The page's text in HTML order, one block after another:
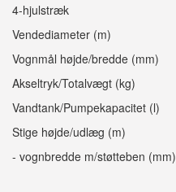
4-hjulstræk
Vendediameter (m)
Vognmål højde/bredde (mm)
Akseltryk/Totalvægt (kg)
Vandtank/Pumpekapacitet (l)
Stige højde/udlæg (m)
- vognbredde m/støtteben (mm)